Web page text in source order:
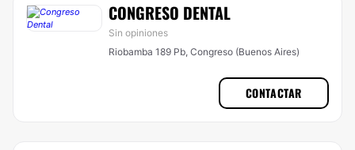
CONGRESO DENTAL
Sin opiniones
Riobamba 189 Pb, Congreso (Buenos Aires)
CONTACTAR